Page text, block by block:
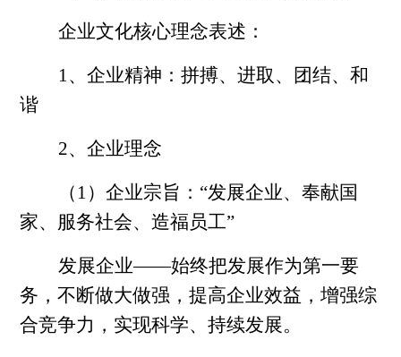
企业文化核心理念表述：
1、企业精神：拼搏、进取、团结、和
谐
2、企业理念
（1）企业宗旨：“发展企业、奉献国
家、服务社会、造福员工”
发展企业——始终把发展作为第一要
务，不断做大做强，提高企业效益，增强综
合竞争力，实现科学、持续发展。